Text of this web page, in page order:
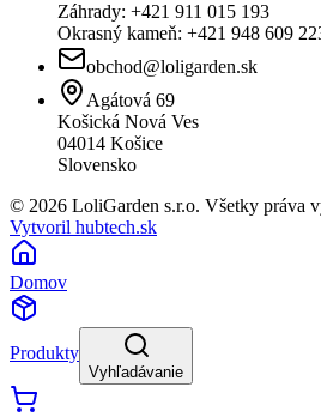
Záhrady: +421 911 015 193
Okrasný kameň: +421 948 609
obchod@loligarden.sk
Agátová 69
Košická Nová Ves
04014 Košice
Slovensko
© 2026 LoliGarden s.r.o. Všetky práva
Vytvoril hubtech.sk
Domov
Produkty
Vyhľadávanie